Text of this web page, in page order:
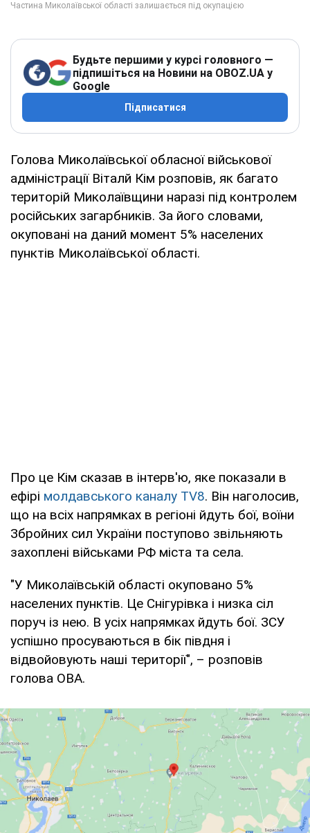
Будьте першими у курсі головного —
підпишіться на Новини на OBOZ.UA у
Google
Підписатися
Голова Миколаївської обласної військової
адміністрації Віталй Кім розповів, як багато
територій Миколаївщини наразі під контролем
російських загарбників. За його словами,
окуповані на даний момент 5% населених
пунктів Миколаївської області.
Про це Кім сказав в інтерв'ю, яке показали в
ефірі молдавського каналу TV8. Він наголосив,
що на всіх напрямках в регіоні йдуть бої, воїни
Збройних сил України поступово звільняють
захоплені військами РФ міста та села.
"У Миколаївській області окуповано 5%
населених пунктів. Це Снігурівка і низка сіл
поруч із нею. В усіх напрямках йдуть бої. ЗСУ
успішно просуваються в бік півдня і
відвойовують наші території", – розповів
голова ОВА.